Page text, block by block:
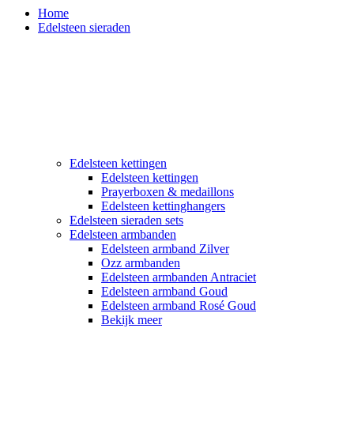
Home
Edelsteen sieraden
Edelsteen kettingen
Edelsteen kettingen
Prayerboxen & medaillons
Edelsteen kettinghangers
Edelsteen sieraden sets
Edelsteen armbanden
Edelsteen armband Zilver
Ozz armbanden
Edelsteen armbanden Antraciet
Edelsteen armband Goud
Edelsteen armband Rosé Goud
Bekijk meer